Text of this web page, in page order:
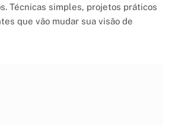
Técnicas simples, projetos práticos
que vão mudar sua visão de